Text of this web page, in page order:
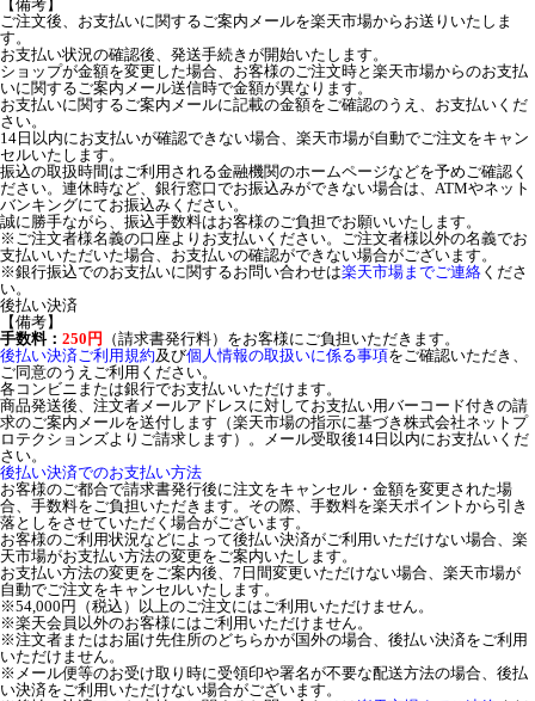
【備考】
ご注文後、お支払いに関するご案内メールを楽天市場からお送りいたしま
す。
お支払い状況の確認後、発送手続きが開始いたします。
ショップが金額を変更した場合、お客様のご注文時と楽天市場からのお支払
いに関するご案内メール送信時で金額が異なります。
お支払いに関するご案内メールに記載の金額をご確認のうえ、お支払いくだ
さい。
14日以内にお支払いが確認できない場合、楽天市場が自動でご注文をキャン
セルいたします。
振込の取扱時間はご利用される金融機関のホームページなどを予めご確認く
ださい。連休時など、銀行窓口でお振込みができない場合は、ATMやネット
バンキングにてお振込みください。
誠に勝手ながら、振込手数料はお客様のご負担でお願いいたします。
※ご注文者様名義の口座よりお支払いください。ご注文者様以外の名義でお
支払いいただいた場合、お支払いの確認ができない場合がございます。
※銀行振込でのお支払いに関するお問い合わせは楽天市場までご連絡 くださ
い。
後払い決済
【備考】
手数料： 250円
（請求書発行料）をお客様にご負担いただきます。
後払い決済ご利用規約及び個人情報の取扱いに係る事項をご確認いただき、
ご同意のうえご利用ください。
各コンビニまたは銀行でお支払いいただけます。
商品発送後、注文者メールアドレスに対してお支払い用バーコード付きの請
求のご案内メールを送付します（楽天市場の指示に基づき株式会社ネットプ
ロテクションズよりご請求します）。メール受取後14日以内にお支払いくだ
さい。
後払い決済でのお支払い方法
お客様のご都合で請求書発行後に注文をキャンセル・金額を変更された場
合、手数料をご負担いただきます。その際、手数料を楽天ポイントから引き
落としをさせていただく場合がございます。
お客様のご利用状況などによって後払い決済がご利用いただけない場合、楽
天市場がお支払い方法の変更をご案内いたします。
お支払い方法の変更をご案内後、7日間変更いただけない場合、楽天市場が
自動でご注文をキャンセルいたします。
※54,000円（税込）以上のご注文にはご利用いただけません。
※楽天会員以外のお客様にはご利用いただけません。
※注文者またはお届け先住所のどちらかが国外の場合、後払い決済をご利用
いただけません。
※メール便等のお受け取り時に受領印や署名が不要な配送方法の場合、後払
い決済をご利用いただけない場合がございます。